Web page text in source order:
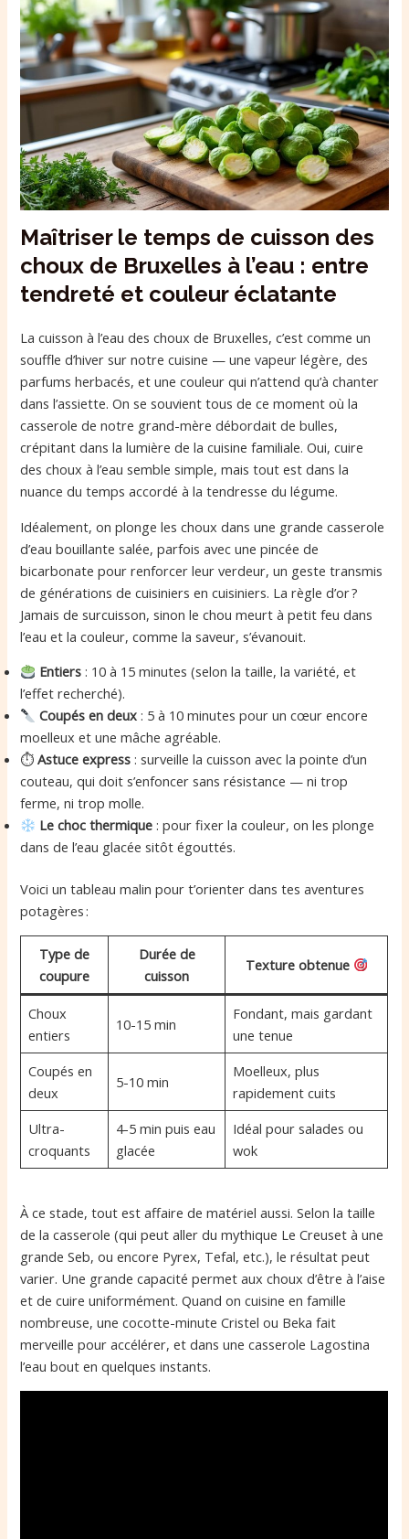
Maîtriser le temps de cuisson des
choux de Bruxelles à l’eau : entre
tendreté et couleur éclatante
La cuisson à l’eau des choux de Bruxelles, c’est comme un
souffle d’hiver sur notre cuisine — une vapeur légère, des
parfums herbacés, et une couleur qui n’attend qu’à chanter
dans l’assiette. On se souvient tous de ce moment où la
casserole de notre grand-mère débordait de bulles,
crépitant dans la lumière de la cuisine familiale. Oui, cuire
des choux à l’eau semble simple, mais tout est dans la
nuance du temps accordé à la tendresse du légume.
Idéalement, on plonge les choux dans une grande casserole
d’eau bouillante salée, parfois avec une pincée de
bicarbonate pour renforcer leur verdeur, un geste transmis
de générations de cuisiniers en cuisiniers. La règle d’or ?
Jamais de surcuisson, sinon le chou meurt à petit feu dans
l’eau et la couleur, comme la saveur, s’évanouit.
Entiers : 10 à 15 minutes (selon la taille, la variété, et
l’effet recherché).
Coupés en deux : 5 à 10 minutes pour un cœur encore
moelleux et une mâche agréable.
⏱Astuce express : surveille la cuisson avec la pointe d’un
couteau, qui doit s’enfoncer sans résistance — ni trop
ferme, ni trop molle.
Le choc thermique : pour fixer la couleur, on les plonge
dans de l’eau glacée sitôt égouttés.
Voici un tableau malin pour t’orienter dans tes aventures
potagères :
Type de
coupure
Durée de
cuisson
Texture obtenue
Choux
entiers
10-15 min
Fondant, mais gardant
une tenue
Coupés en
deux
5-10 min
Moelleux, plus
rapidement cuits
Ultra-
croquants
4-5 min puis eau
glacée
Idéal pour salades ou
wok
À ce stade, tout est affaire de matériel aussi. Selon la taille
de la casserole (qui peut aller du mythique Le Creuset à une
grande Seb, ou encore Pyrex, Tefal, etc.), le résultat peut
varier. Une grande capacité permet aux choux d’être à l’aise
et de cuire uniformément. Quand on cuisine en famille
nombreuse, une cocotte-minute Cristel ou Beka fait
merveille pour accélérer, et dans une casserole Lagostina
l’eau bout en quelques instants.